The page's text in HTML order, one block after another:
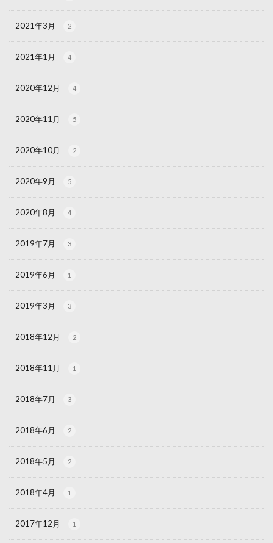
2021年3月 2
2021年1月 4
2020年12月 4
2020年11月 5
2020年10月 2
2020年9月 5
2020年8月 4
2019年7月 3
2019年6月 1
2019年3月 3
2018年12月 2
2018年11月 1
2018年7月 3
2018年6月 2
2018年5月 2
2018年4月 1
2017年12月 1